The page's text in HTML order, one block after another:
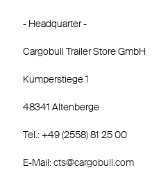
- Headquarter -
Cargobull Trailer Store GmbH
Kümperstiege 1
48341 Altenberge
Tel.: +49 (2558) 81 25 00
E-Mail:cts@cargobull.com